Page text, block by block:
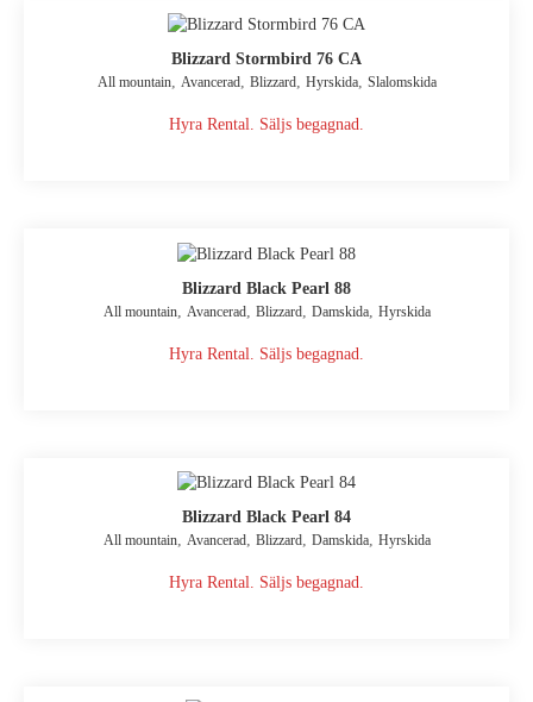
Blizzard Stormbird 76 CA
All mountain, Avancerad, Blizzard, Hyrskida, Slalomskida
Hyra Rental. Säljs begagnad.
Blizzard Black Pearl 88
All mountain, Avancerad, Blizzard, Damskida, Hyrskida
Hyra Rental. Säljs begagnad.
Blizzard Black Pearl 84
All mountain, Avancerad, Blizzard, Damskida, Hyrskida
Hyra Rental. Säljs begagnad.